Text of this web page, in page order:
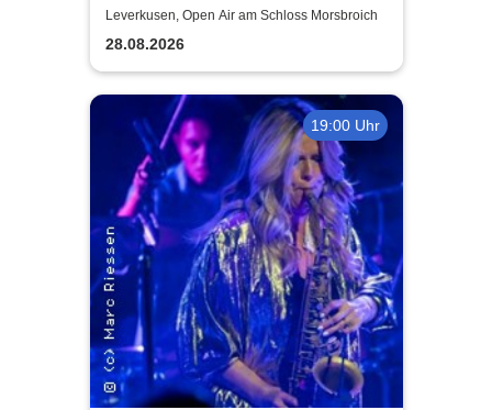
Leverkusen, Open Air am Schloss Morsbroich
28.08.2026
19:00 Uhr